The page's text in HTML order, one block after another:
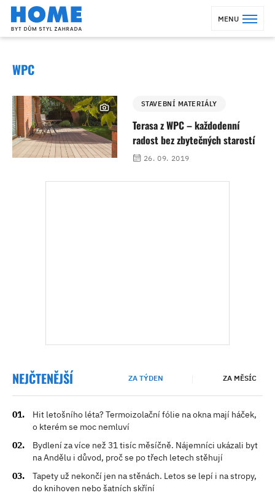
MENU
WPC
STAVEBNÍ MATERIÁLY
Terasa z WPC – každodenní
radost bez zbytečných starostí
26. 09. 2019
NEJČTENĚJŠÍ ZA TÝDEN ZA MĚSÍC
Hit letošního léta? Termoizolační fólie na okna mají háček,
o kterém se moc nemluví
Bydlení za více než 31 tisíc měsíčně. Nájemníci ukázali byt
na Andělu i důvod, proč se po třech letech stěhují
Tapety už nekončí jen na stěnách. Letos se lepí i na stropy,
do knihoven nebo šatních skříní